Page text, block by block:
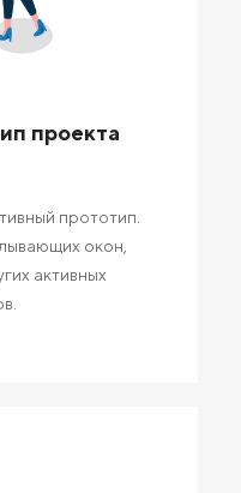
проекта
прототип.
окон,
активных